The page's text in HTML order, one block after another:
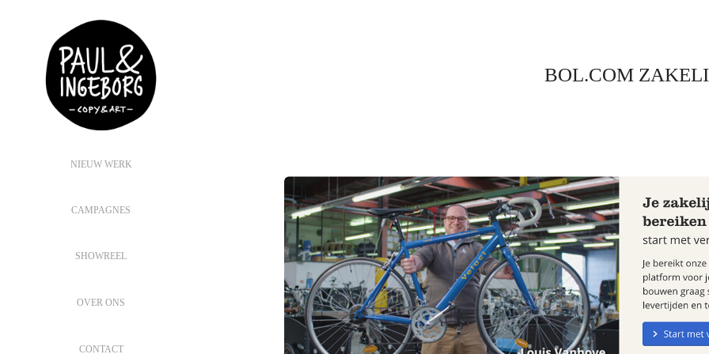
NIEUW WERK
CAMPAGNES
SHOWREEL
OVER ONS
CONTACT
BOL.COM